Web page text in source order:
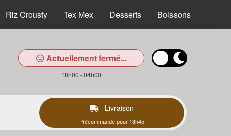
Riz Crousty Tex Mex Desserts Boissons
Actuellement fermé...
18h00 - 04h00
Livraison
Précommande pour 18h45